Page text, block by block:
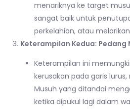
menariknya ke target
sangat baik untuk
perkelahian, atau
Keterampilan Kedua: Pedang
Keterampilan ini
kerusakan pada garis
Musuh yang ditandai
ketika dipukul lagi dalam